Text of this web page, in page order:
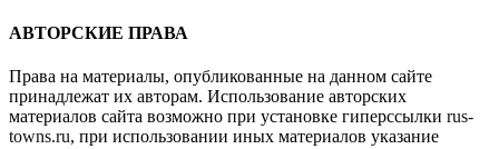
АВТОРСКИЕ ПРАВА
Права на материалы, опубликованные на данном сайте
принадлежат их авторам. Использование авторских
материалов сайта возможно при установке гиперссылки rus-
towns.ru, при использовании иных материалов указание